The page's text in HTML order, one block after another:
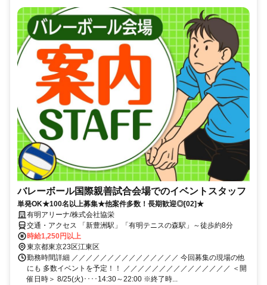
バレーボール国際親善試合会場でのイベントスタッフ
単発OK★100名以上募集★他案件多数！長期歓迎◎[02]★
有明アリーナ/株式会社協栄
交通・アクセス 「新豊洲駅」「有明テニスの森駅」～徒歩約8分
時給1,250円以上
東京都東京23区江東区
勤務時間詳細 ／／／／／／／／／／／／／／／ 今回募集の現場の他
にも 多数イベントを予定！！ ／／／／／／／／／／／／／／／ ＜開
催日時＞ 8/25(火)････14:30～22:00 ※終了時...